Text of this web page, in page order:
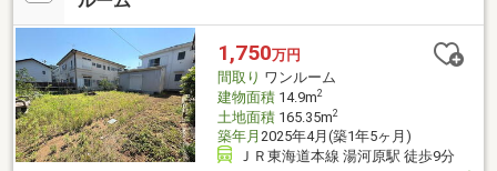
約済みの際はご容赦ください※万葉郷管理組合規定あり
1,750万円
間取り ワンルーム
建物面積14.9m2
土地面積165.35m2
築年月 2025年4月(築1年5ヶ月)
ＪＲ東海道本線 湯河原駅 徒歩9分